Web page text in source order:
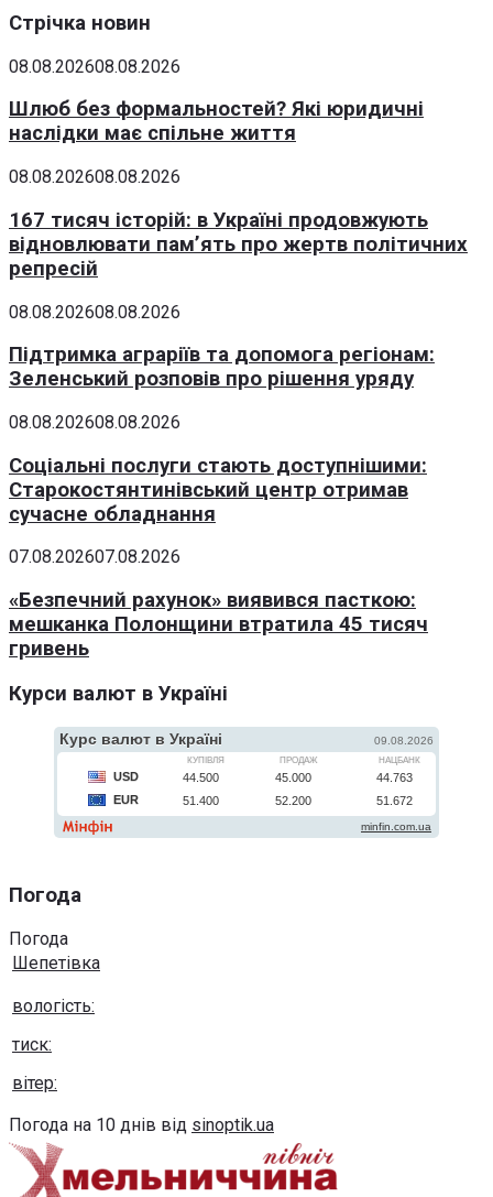
Стрічка новин
08.08.202608.08.2026
Шлюб без формальностей? Які юридичні
наслідки має спільне життя
08.08.202608.08.2026
167 тисяч історій: в Україні продовжують
відновлювати пам’ять про жертв політичних
репресій
08.08.202608.08.2026
Підтримка аграріїв та допомога регіонам:
Зеленський розповів про рішення уряду
08.08.202608.08.2026
Соціальні послуги стають доступнішими:
Старокостянтинівський центр отримав
сучасне обладнання
07.08.202607.08.2026
«Безпечний рахунок» виявився пасткою:
мешканка Полонщини втратила 45 тисяч
гривень
Курси валют в Україні
Погода
Погода
Шепетівка
вологість:
тиск:
вітер:
Погода на 10 днів від sinoptik.ua